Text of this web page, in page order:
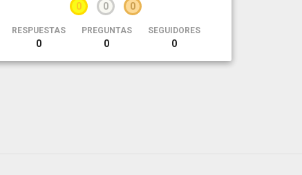
0 0 0
RESPUESTAS
0
PREGUNTAS
0
SEGUIDORES
0